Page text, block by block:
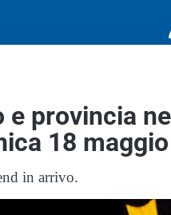
e provincia
18
in arrivo.